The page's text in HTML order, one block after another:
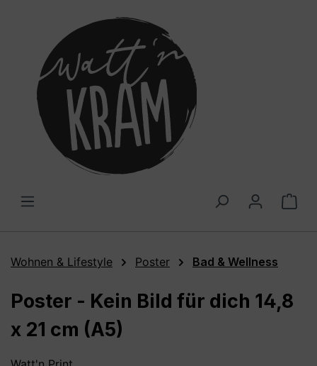
Wohnen & Lifestyle Poster Bad & Wellness
Poster - Kein Bild für dich 14,8
x 21 cm (A5)